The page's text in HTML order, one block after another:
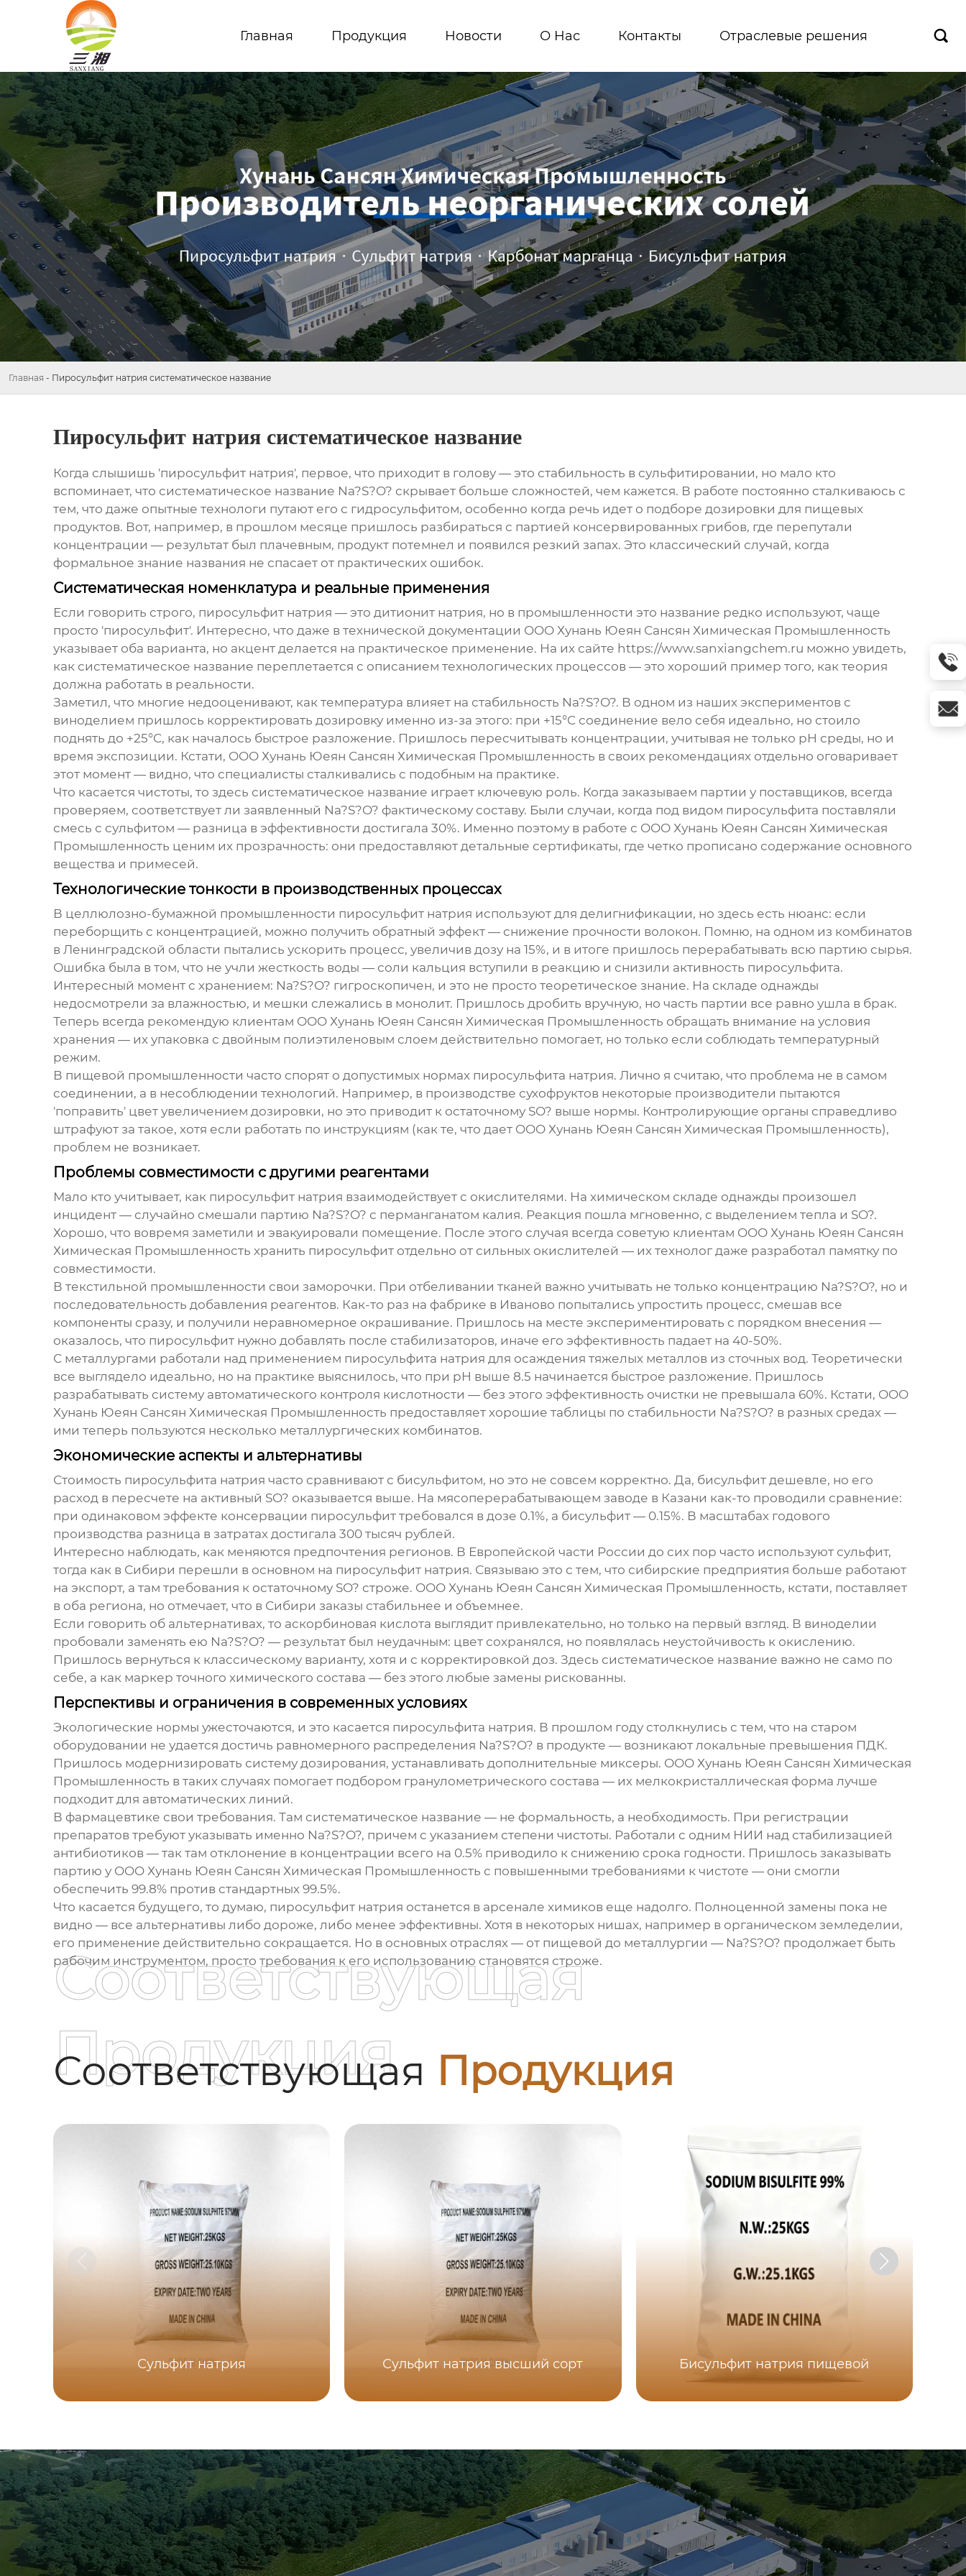
Главная Продукция Новости О Hас Контакты Отраслевые решения 
Главная - Пиросульфит натрия систематическое название
Пиросульфит натрия систематическое название
Когда слышишь 'пиросульфит натрия', первое, что приходит в голову — это стабильность в сульфитировании, но мало кто
вспоминает, что систематическое название Na?S?O? скрывает больше сложностей, чем кажется. В работе постоянно сталкиваюсь с
тем, что даже опытные технологи путают его с гидросульфитом, особенно когда речь идет о подборе дозировки для пищевых
продуктов. Вот, например, в прошлом месяце пришлось разбираться с партией консервированных грибов, где перепутали
концентрации — результат был плачевным, продукт потемнел и появился резкий запах. Это классический случай, когда
формальное знание названия не спасает от практических ошибок.
Систематическая номенклатура и реальные применения
Если говорить строго, пиросульфит натрия — это дитионит натрия, но в промышленности это название редко используют, чаще
просто 'пиросульфит'. Интересно, что даже в технической документации OOO Хунань Юеян Сансян Химическая Промышленность
указывает оба варианта, но акцент делается на практическое применение. На их сайте https://www.sanxiangchem.ru можно увидеть,
как систематическое название переплетается с описанием технологических процессов — это хороший пример того, как теория
должна работать в реальности.
Заметил, что многие недооценивают, как температура влияет на стабильность Na?S?O?. В одном из наших экспериментов с
виноделием пришлось корректировать дозировку именно из-за этого: при +15°C соединение вело себя идеально, но стоило
поднять до +25°C, как началось быстрое разложение. Пришлось пересчитывать концентрации, учитывая не только pH среды, но и
время экспозиции. Кстати, OOO Хунань Юеян Сансян Химическая Промышленность в своих рекомендациях отдельно оговаривает
этот момент — видно, что специалисты сталкивались с подобным на практике.
Что касается чистоты, то здесь систематическое название играет ключевую роль. Когда заказываем партии у поставщиков, всегда
проверяем, соответствует ли заявленный Na?S?O? фактическому составу. Были случаи, когда под видом пиросульфита поставляли
смесь с сульфитом — разница в эффективности достигала 30%. Именно поэтому в работе с OOO Хунань Юеян Сансян Химическая
Промышленность ценим их прозрачность: они предоставляют детальные сертификаты, где четко прописано содержание основного
вещества и примесей.
Технологические тонкости в производственных процессах
В целлюлозно-бумажной промышленности пиросульфит натрия используют для делигнификации, но здесь есть нюанс: если
переборщить с концентрацией, можно получить обратный эффект — снижение прочности волокон. Помню, на одном из комбинатов
в Ленинградской области пытались ускорить процесс, увеличив дозу на 15%, и в итоге пришлось перерабатывать всю партию сырья.
Ошибка была в том, что не учли жесткость воды — соли кальция вступили в реакцию и снизили активность пиросульфита.
Интересный момент с хранением: Na?S?O? гигроскопичен, и это не просто теоретическое знание. На складе однажды
недосмотрели за влажностью, и мешки слежались в монолит. Пришлось дробить вручную, но часть партии все равно ушла в брак.
Теперь всегда рекомендую клиентам OOO Хунань Юеян Сансян Химическая Промышленность обращать внимание на условия
хранения — их упаковка с двойным полиэтиленовым слоем действительно помогает, но только если соблюдать температурный
режим.
В пищевой промышленности часто спорят о допустимых нормах пиросульфита натрия. Лично я считаю, что проблема не в самом
соединении, а в несоблюдении технологий. Например, в производстве сухофруктов некоторые производители пытаются
'поправить' цвет увеличением дозировки, но это приводит к остаточному SO? выше нормы. Контролирующие органы справедливо
штрафуют за такое, хотя если работать по инструкциям (как те, что дает OOO Хунань Юеян Сансян Химическая Промышленность),
проблем не возникает.
Проблемы совместимости с другими реагентами
Мало кто учитывает, как пиросульфит натрия взаимодействует с окислителями. На химическом складе однажды произошел
инцидент — случайно смешали партию Na?S?O? с перманганатом калия. Реакция пошла мгновенно, с выделением тепла и SO?.
Хорошо, что вовремя заметили и эвакуировали помещение. После этого случая всегда советую клиентам OOO Хунань Юеян Сансян
Химическая Промышленность хранить пиросульфит отдельно от сильных окислителей — их технолог даже разработал памятку по
совместимости.
В текстильной промышленности свои заморочки. При отбеливании тканей важно учитывать не только концентрацию Na?S?O?, но и
последовательность добавления реагентов. Как-то раз на фабрике в Иваново попытались упростить процесс, смешав все
компоненты сразу, и получили неравномерное окрашивание. Пришлось на месте экспериментировать с порядком внесения —
оказалось, что пиросульфит нужно добавлять после стабилизаторов, иначе его эффективность падает на 40-50%.
С металлургами работали над применением пиросульфита натрия для осаждения тяжелых металлов из сточных вод. Теоретически
все выглядело идеально, но на практике выяснилось, что при pH выше 8.5 начинается быстрое разложение. Пришлось
разрабатывать систему автоматического контроля кислотности — без этого эффективность очистки не превышала 60%. Кстати, OOO
Хунань Юеян Сансян Химическая Промышленность предоставляет хорошие таблицы по стабильности Na?S?O? в разных средах —
ими теперь пользуются несколько металлургических комбинатов.
Экономические аспекты и альтернативы
Стоимость пиросульфита натрия часто сравнивают с бисульфитом, но это не совсем корректно. Да, бисульфит дешевле, но его
расход в пересчете на активный SO? оказывается выше. На мясоперерабатывающем заводе в Казани как-то проводили сравнение:
при одинаковом эффекте консервации пиросульфит требовался в дозе 0.1%, а бисульфит — 0.15%. В масштабах годового
производства разница в затратах достигала 300 тысяч рублей.
Интересно наблюдать, как меняются предпочтения регионов. В Европейской части России до сих пор часто используют сульфит,
тогда как в Сибири перешли в основном на пиросульфит натрия. Связываю это с тем, что сибирские предприятия больше работают
на экспорт, а там требования к остаточному SO? строже. OOO Хунань Юеян Сансян Химическая Промышленность, кстати, поставляет
в оба региона, но отмечает, что в Сибири заказы стабильнее и объемнее.
Если говорить об альтернативах, то аскорбиновая кислота выглядит привлекательно, но только на первый взгляд. В виноделии
пробовали заменять ею Na?S?O? — результат был неудачным: цвет сохранялся, но появлялась неустойчивость к окислению.
Пришлось вернуться к классическому варианту, хотя и с корректировкой доз. Здесь систематическое название важно не само по
себе, а как маркер точного химического состава — без этого любые замены рискованны.
Перспективы и ограничения в современных условиях
Экологические нормы ужесточаются, и это касается пиросульфита натрия. В прошлом году столкнулись с тем, что на старом
оборудовании не удается достичь равномерного распределения Na?S?O? в продукте — возникают локальные превышения ПДК.
Пришлось модернизировать систему дозирования, устанавливать дополнительные миксеры. OOO Хунань Юеян Сансян Химическая
Промышленность в таких случаях помогает подбором гранулометрического состава — их мелкокристаллическая форма лучше
подходит для автоматических линий.
В фармацевтике свои требования. Там систематическое название — не формальность, а необходимость. При регистрации
препаратов требуют указывать именно Na?S?O?, причем с указанием степени чистоты. Работали с одним НИИ над стабилизацией
антибиотиков — так там отклонение в концентрации всего на 0.5% приводило к снижению срока годности. Пришлось заказывать
партию у OOO Хунань Юеян Сансян Химическая Промышленность с повышенными требованиями к чистоте — они смогли
обеспечить 99.8% против стандартных 99.5%.
Что касается будущего, то думаю, пиросульфит натрия останется в арсенале химиков еще надолго. Полноценной замены пока не
видно — все альтернативы либо дороже, либо менее эффективны. Хотя в некоторых нишах, например в органическом земледелии,
его применение действительно сокращается. Но в основных отраслях — от пищевой до металлургии — Na?S?O? продолжает быть
рабочим инструментом, просто требования к его использованию становятся строже.
Соответствующая Продукция
Соответствующая
Продукция
Сульфит натрия Сульфит натрия высший сорт Бисульфит натрия пищевой